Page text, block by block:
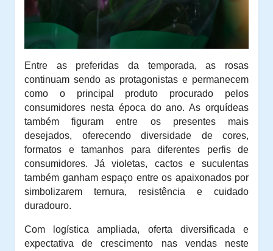
Entre as preferidas da temporada, as rosas
continuam sendo as protagonistas e permanecem
como o principal produto procurado pelos
consumidores nesta época do ano. As orquídeas
também figuram entre os presentes mais
desejados, oferecendo diversidade de cores,
formatos e tamanhos para diferentes perfis de
consumidores. Já violetas, cactos e suculentas
também ganham espaço entre os apaixonados por
simbolizarem ternura, resistência e cuidado
duradouro.
Com logística ampliada, oferta diversificada e
expectativa de crescimento nas vendas neste